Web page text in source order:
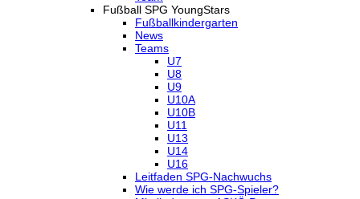
Fußball SPG YoungStars
Fußballkindergarten
News
Teams
U7
U8
U9
U10A
U10B
U11
U13
U14
U16
Leitfaden SPG-Nachwuchs
Wie werde ich SPG-Spieler?